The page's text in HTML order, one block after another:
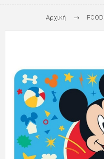
Αρχική